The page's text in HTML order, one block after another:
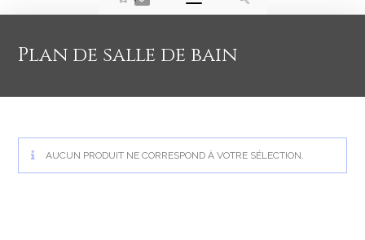
Plan de salle de bain
AUCUN PRODUIT NE CORRESPOND À VOTRE SÉLECTION.